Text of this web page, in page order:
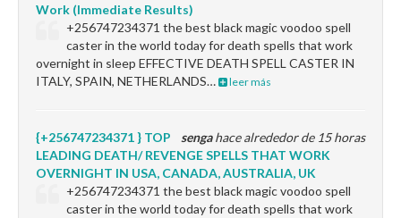
Work (Immediate Results)
+256747234371 the best black magic voodoo spell
caster in the world today for death spells that work
overnight in sleep EFFECTIVE DEATH SPELL CASTER IN
ITALY, SPAIN, NETHERLANDS…
leer más
sengahace alrededor de 15 horas
{+256747234371 } TOP
LEADING DEATH/ REVENGE SPELLS THAT WORK
OVERNIGHT IN USA, CANADA, AUSTRALIA, UK
+256747234371 the best black magic voodoo spell
caster in the world today for death spells that work